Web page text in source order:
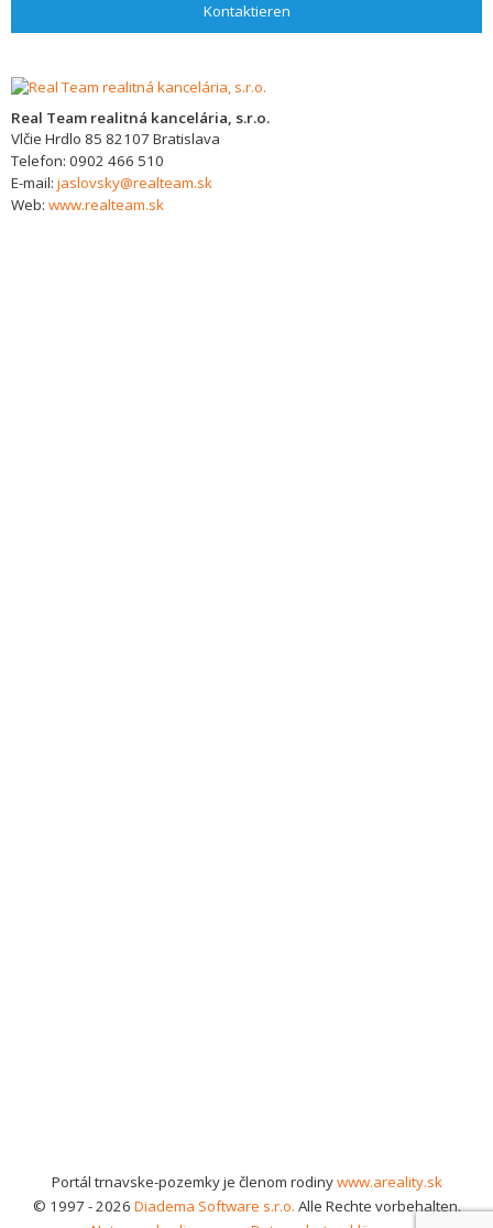
Kontaktieren
Real Team realitná kancelária, s.r.o.
Vlčie Hrdlo 85 82107 Bratislava
Telefon: 0902 466 510
E-mail: jaslovsky@realteam.sk
Web: www.realteam.sk
Portál trnavske-pozemky je členom rodinywww.areality.sk
© 1997 - 2026 Diadema Software s.r.o. Alle Rechte vorbehalten.